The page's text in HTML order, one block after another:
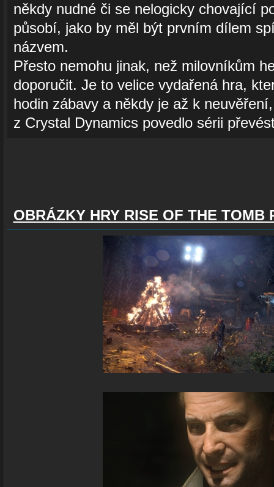
někdy nudné či se nelogicky chovající
působí, jako by měl být prvním dílem
názvem.
Přesto nemohu jinak, než milovníkům
doporučit. Je to velice vydařená hra,
hodin zábavy a někdy je až k
z Crystal Dynamics povedlo sérii
OBRÁZKY HRY RISE OF THE TOMB